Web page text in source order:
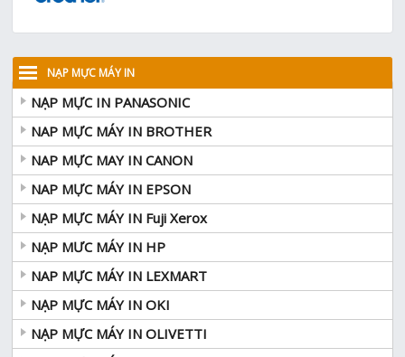
NẠP MỰC MÁY IN
NẠP MỰC IN PANASONIC
NAP MỰC MÁY IN BROTHER
NAP MỰC MAY IN CANON
NAP MỰC MÁY IN EPSON
NẠP MỰC MÁY IN Fuji Xerox
NẠP MƯC MÁY IN HP
NAP MỰC MÁY IN LEXMART
NẠP MỰC MÁY IN OKI
NẠP MỰC MÁY IN OLIVETTI